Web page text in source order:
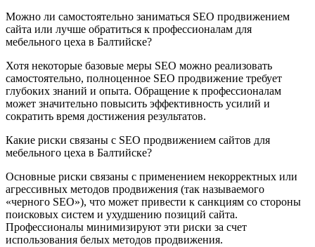
Можно ли самостоятельно заниматься SEO продвижением
сайта или лучше обратиться к профессионалам для
мебельного цеха в Балтийске?
Хотя некоторые базовые меры SEO можно реализовать
самостоятельно, полноценное SEO продвижение требует
глубоких знаний и опыта. Обращение к профессионалам
может значительно повысить эффективность усилий и
сократить время достижения результатов.
Какие риски связаны с SEO продвижением сайтов для
мебельного цеха в Балтийске?
Основные риски связаны с применением некорректных или
агрессивных методов продвижения (так называемого
«черного SEO»), что может привести к санкциям со стороны
поисковых систем и ухудшению позиций сайта.
Профессионалы минимизируют эти риски за счет
использования белых методов продвижения.